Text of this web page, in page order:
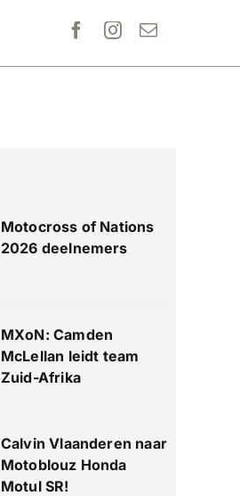
Motocross of Nations
2026 deelnemers
MXoN: Camden
McLellan leidt team
Zuid-Afrika
Calvin Vlaanderen naar
Motoblouz Honda
Motul SR!